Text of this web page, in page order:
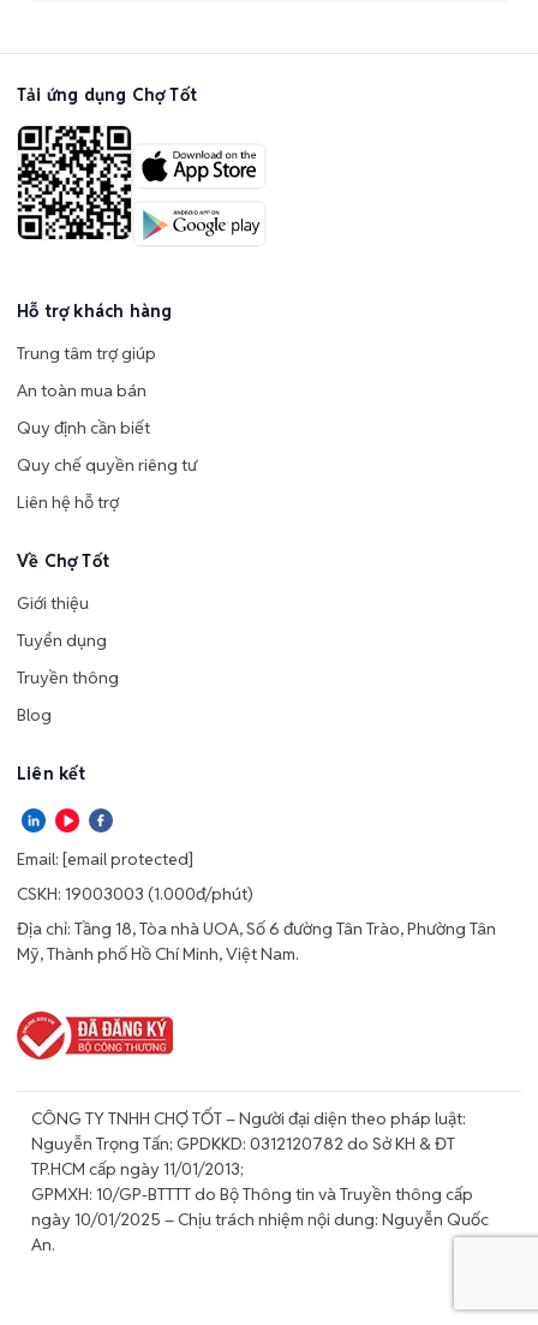
Tải ứng dụng Chợ Tốt
Hỗ trợ khách hàng
Trung tâm trợ giúp
An toàn mua bán
Quy định cần biết
Quy chế quyền riêng tư
Liên hệ hỗ trợ
Về Chợ Tốt
Giới thiệu
Tuyển dụng
Truyền thông
Blog
Liên kết
Email: [email protected]
CSKH: 19003003 (1.000đ/phút)
Địa chỉ: Tầng 18, Tòa nhà UOA, Số 6 đường Tân Trào, Phường Tân
Mỹ, Thành phố Hồ Chí Minh, Việt Nam.
CÔNG TY TNHH CHỢ TỐT – Người đại diện theo pháp luật:
Nguyễn Trọng Tấn; GPDKKD: 0312120782 do Sở KH & ĐT
TP.HCM cấp ngày 11/01/2013;
GPMXH: 10/GP-BTTTT do Bộ Thông tin và Truyền thông cấp
ngày 10/01/2025 – Chịu trách nhiệm nội dung: Nguyễn Quốc
An.